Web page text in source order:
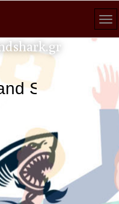
Shark κάθε